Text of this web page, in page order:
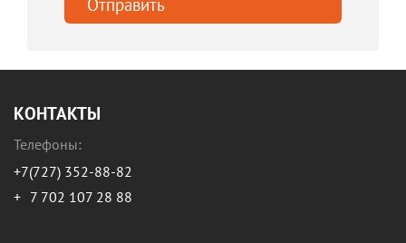
КОНТАКТЫ
Телефоны:
+7(727) 352-88-82
+ 7 702 107 28 88